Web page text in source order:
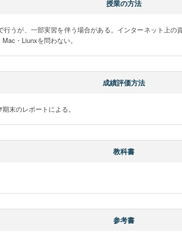
授業の方法
うが、一部実習を伴う場合がある。インターネット上
・Liunxを問わない。
成績評価方法
末のレポートによる。
教科書
参考書